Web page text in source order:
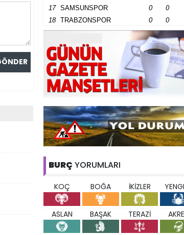
17
SAMSUNSPOR 0
0
18
TRABZONSPOR 0 0
BURÇ YORUMLARI
KOÇ BOĞA İKİZLER
ASLAN BAŞAK TERAZİ